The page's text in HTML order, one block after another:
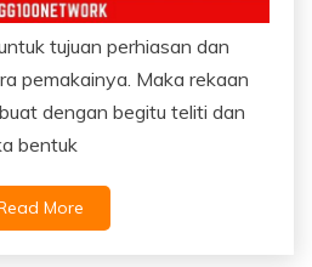
tujuan perhiasan dan
pemakainya. Maka rekaan
dengan begitu teliti dan
bentuk
More